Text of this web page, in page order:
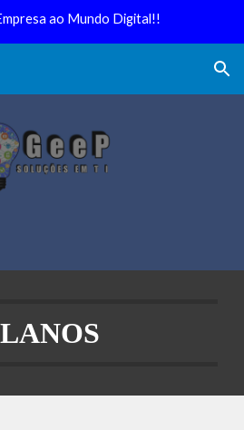
ao Mundo Digital!!